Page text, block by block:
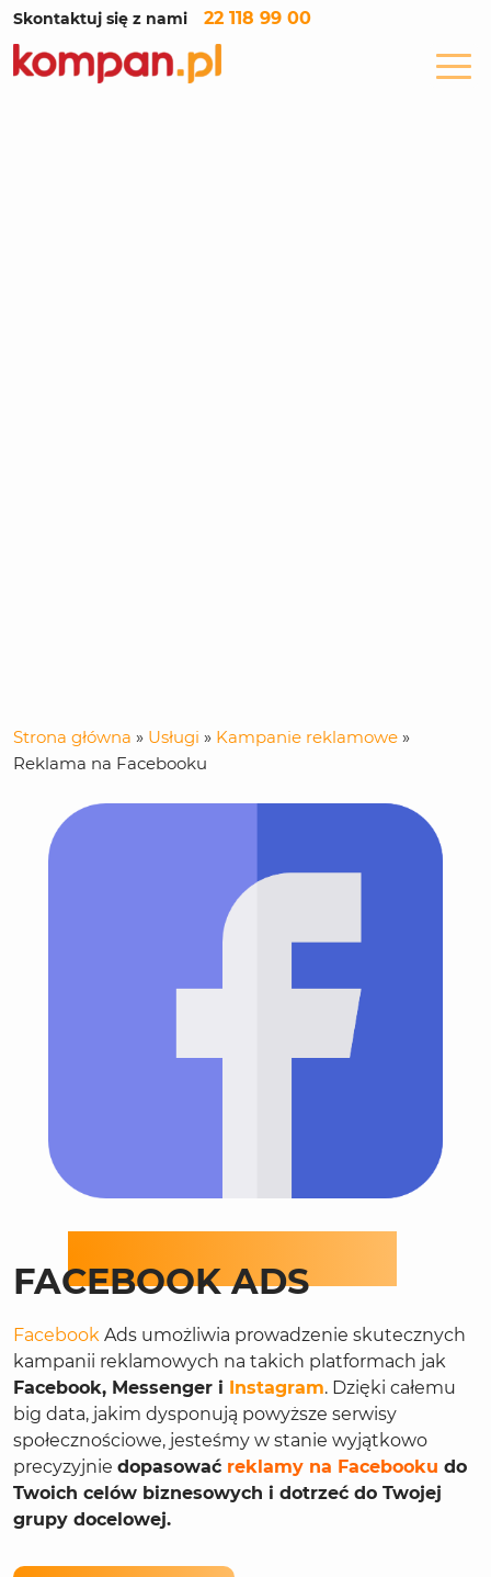
Skontaktuj się z nami 22 118 99 00
Strona główna » Usługi » Kampanie reklamowe »
Reklama na Facebooku
FACEBOOK ADS
Facebook Ads umożliwia prowadzenie skutecznych
kampanii reklamowych na takich platformach jak
Facebook, Messenger i Instagram. Dzięki całemu
big data, jakim dysponują powyższe serwisy
społecznościowe, jesteśmy w stanie wyjątkowo
precyzyjnie dopasować reklamy na Facebooku do
Twoich celów biznesowych i dotrzeć do Twojej
grupy docelowej.